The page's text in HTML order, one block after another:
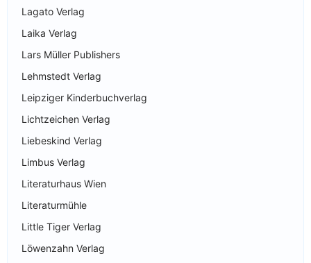
Lagato Verlag
Laika Verlag
Lars Müller Publishers
Lehmstedt Verlag
Leipziger Kinderbuchverlag
Lichtzeichen Verlag
Liebeskind Verlag
Limbus Verlag
Literaturhaus Wien
Literaturmühle
Little Tiger Verlag
Löwenzahn Verlag